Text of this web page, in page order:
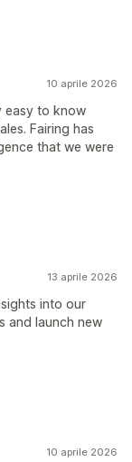
10 aprile 2026
easy to know
Fairing has
that we were
13 aprile 2026
into our
and launch new
10 aprile 2026